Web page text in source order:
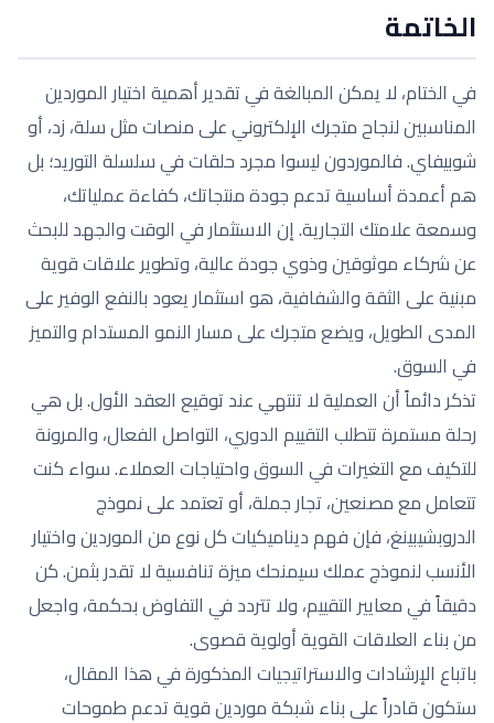
الخاتمة
في الختام، لا يمكن المبالغة في تقدير أهمية اختيار الموردين
المناسبين لنجاح متجرك الإلكتروني على منصات مثل سلة، زد، أو
شوبيفاي. فالموردون ليسوا مجرد حلقات في سلسلة التوريد؛ بل
هم أعمدة أساسية تدعم جودة منتجاتك، كفاءة عملياتك،
وسمعة علامتك التجارية. إن الاستثمار في الوقت والجهد للبحث
عن شركاء موثوقين وذوي جودة عالية، وتطوير علاقات قوية
مبنية على الثقة والشفافية، هو استثمار يعود بالنفع الوفير على
المدى الطويل، ويضع متجرك على مسار النمو المستدام والتميز
في السوق.
تذكر دائماً أن العملية لا تنتهي عند توقيع العقد الأول. بل هي
رحلة مستمرة تتطلب التقييم الدوري، التواصل الفعال، والمرونة
للتكيف مع التغيرات في السوق واحتياجات العملاء. سواء كنت
تتعامل مع مصنعين، تجار جملة، أو تعتمد على نموذج
الدروبشيبينغ، فإن فهم ديناميكيات كل نوع من الموردين واختيار
الأنسب لنموذج عملك سيمنحك ميزة تنافسية لا تقدر بثمن. كن
دقيقاً في معايير التقييم، ولا تتردد في التفاوض بحكمة، واجعل
من بناء العلاقات القوية أولوية قصوى.
باتباع الإرشادات والاستراتيجيات المذكورة في هذا المقال،
ستكون قادراً على بناء شبكة موردين قوية تدعم طموحات